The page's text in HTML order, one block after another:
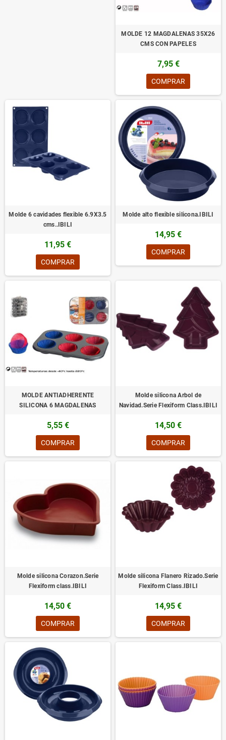
MOLDE 12 MAGDALENAS 35X26
CMS CON PAPELES
7,95 €
COMPRAR
Molde 6 cavidades flexible 6.9X3.5
cms..IBILI
11,95 €
COMPRAR
Molde alto flexible silicona.IBILI
14,95 €
COMPRAR
MOLDE ANTIADHERENTE
SILICONA 6 MAGDALENAS
5,55 €
COMPRAR
Molde silicona Arbol de
Navidad.Serie Flexiform Class.IBILI
14,50 €
COMPRAR
Molde silicona Corazon.Serie
Flexiform class.IBILI
14,50 €
COMPRAR
Molde silicona Flanero Rizado.Serie
Flexiform Class.IBILI
14,95 €
COMPRAR